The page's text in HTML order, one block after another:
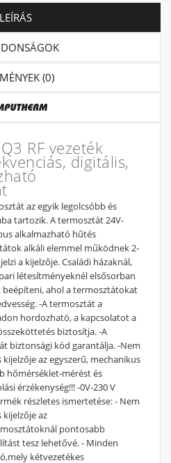
LEÍRÁS
(0)
RF vezeték
digitális,
az egyik legolcsóbb és
tartozik. A termosztát 24V-
alkalmazható hűtés
alkáli elemmel működnek 2-
a kijelzője. Családi házaknál,
létesítményeknél elsősorban
beépíteni, ahol a termosztátokat
-A termosztát a
hordozható, a kapcsolatot a
biztosítja. -A
biztonsági kód garantálja. -Nem
az egyszerű, mechanikus
hőmérséklet-mérést és
érzékenység!!! -0V-230 V
részletes ismertetése: - Nem
az
pontosabb
tesz lehetővé. - Minden
kétvezetékes